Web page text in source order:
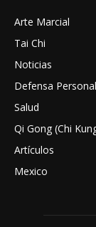
Arte Marcial
Tai Chi
Noticias
Defensa Personal
Salud
Qi Gong (Chi
Artículos
Mexico